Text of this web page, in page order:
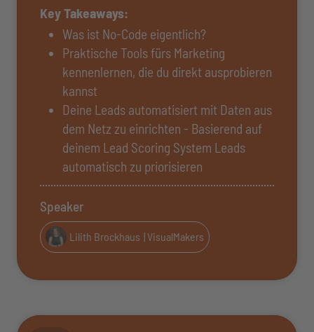
Key Takeaways:
Was ist No-Code eigentlich?
Praktische Tools fürs Marketing
kennenlernen, die du direkt ausprobieren
kannst
Deine Leads automatisiert mit Daten aus
dem Netz zu einrichten - Basierend auf
deinem Lead Scoring System Leads
automatisch zu priorisieren
Speaker
Lilith Brockhaus | VisualMakers